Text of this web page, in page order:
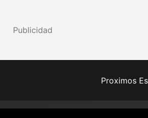
Publicidad
Proximos